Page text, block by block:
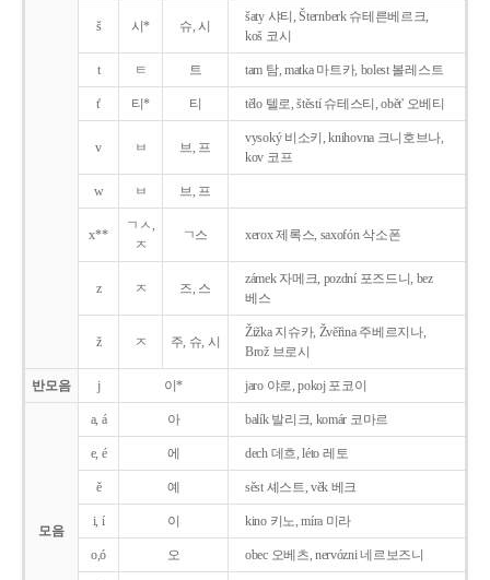
š 시* 슈, 시
šaty 샤티, Šternberk 슈테른베르크,
koš 코시
t ㅌ 트 tam 탐, matka 마트카, bolest 볼레스트
t' 티* 티 tělo 텔로, štěstí 슈테스티, obět' 오베티
v ㅂ 브, 프
vysoký 비소키, knihovna 크니호브나,
kov 코프
w ㅂ 브, 프
x**
ㄱㅅ,
ㅈ
ㄱ스 xerox 제록스, saxofón 삭소폰
z ㅈ 즈, 스
zámek 자메크, pozdní 포즈드니, bez
베스
ž ㅈ 주, 슈, 시
Žižka 지슈카, Žvěřina 주베르지나,
Brož 브로시
반모음 j 이* jaro 야로, pokoj 포코이
모음
a, á 아 balík 발리크, komár 코마르
e, é 에 dech 데흐, léto 레토
ě 예 sěst 셰스트, věk 베크
i, í 이 kino 키노, míra 미라
o,ó 오 obec 오베츠, nervózni 네르보즈니